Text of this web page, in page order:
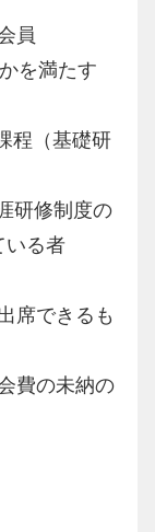
員
を満たす
（基礎研
修制度の
いる者
席できるも
費の未納の